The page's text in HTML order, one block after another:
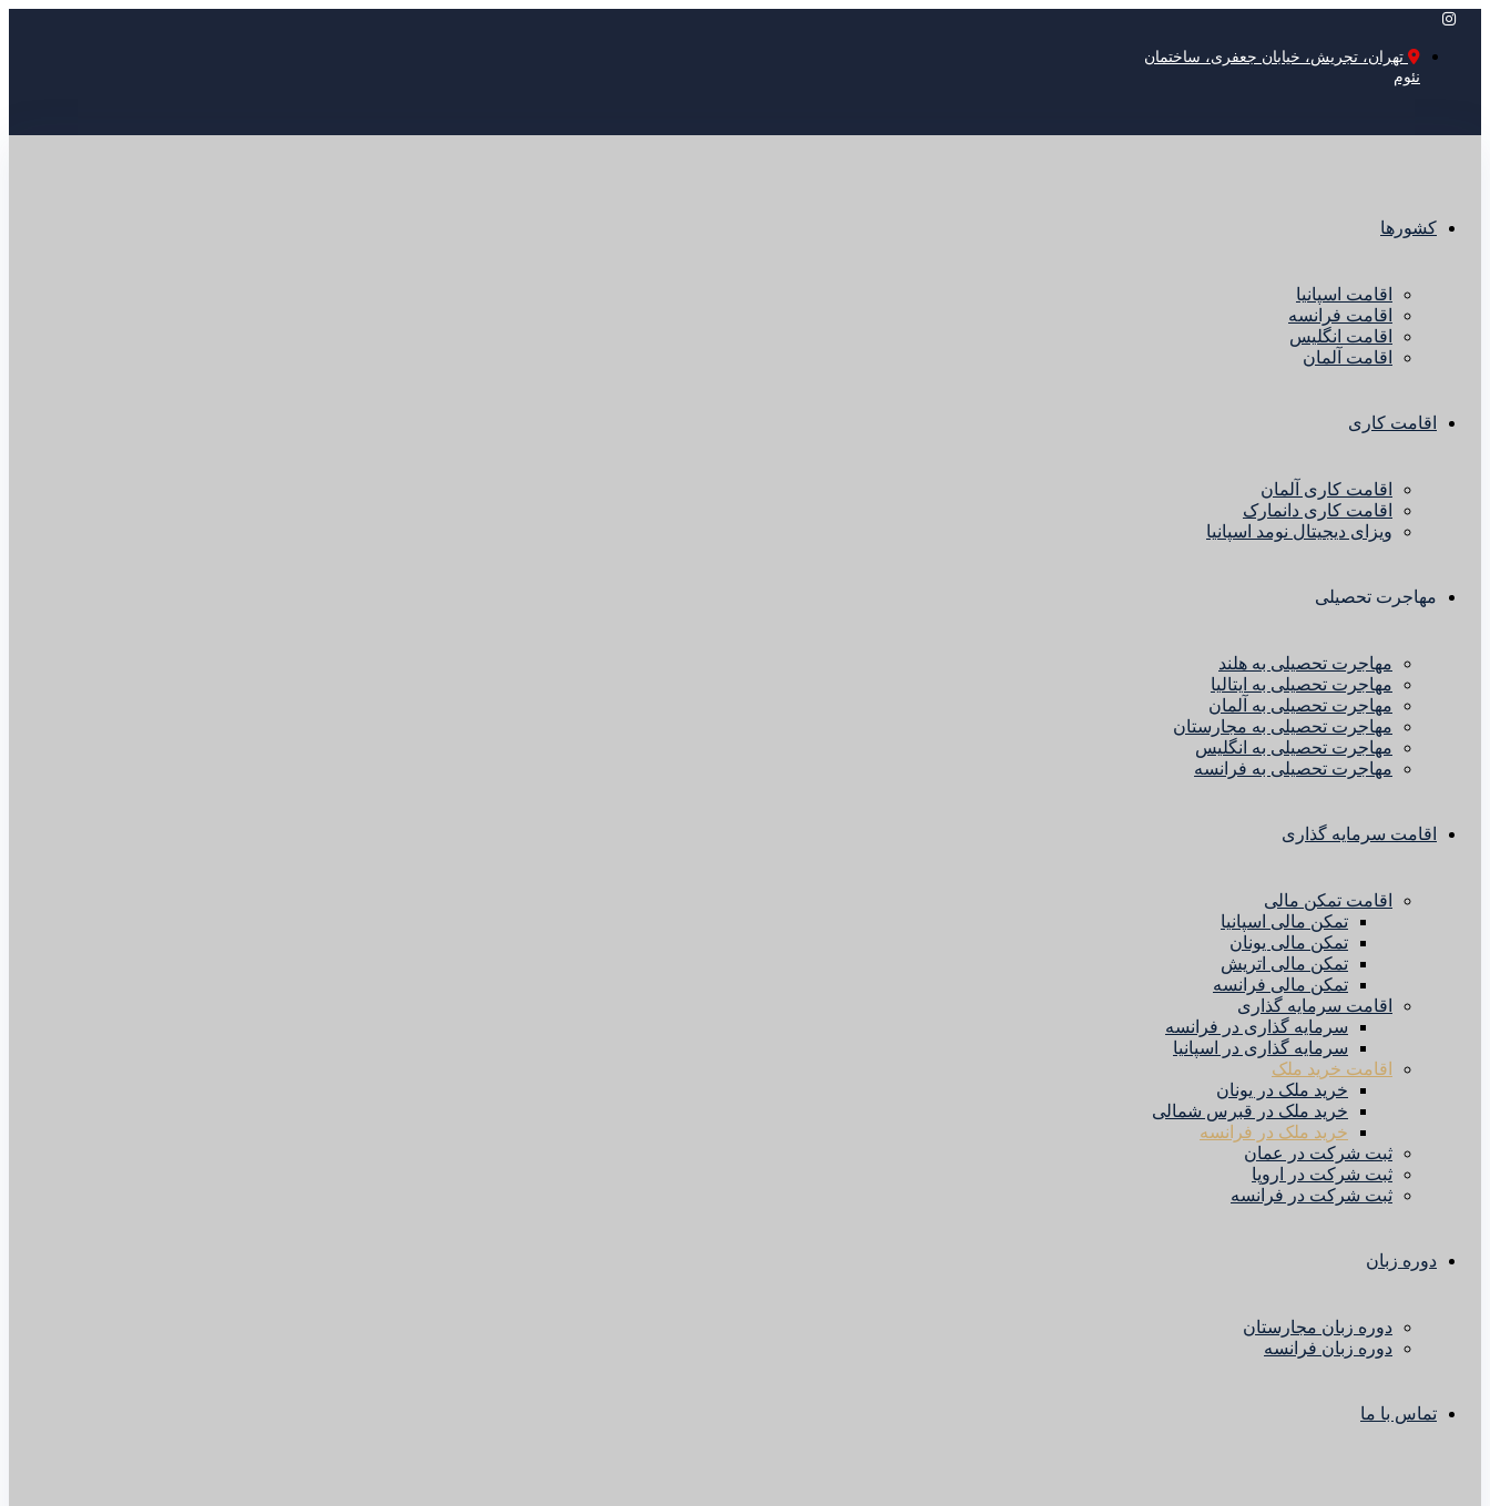
تهران، تجریش، خیابان جعفری، ساختمان
نئوم
کشورها
اقامت اسپانیا
اقامت فرانسه
اقامت انگلیس
اقامت آلمان
اقامت کاری
اقامت کاری آلمان
اقامت کاری دانمارک
ویزای دیجیتال نومد اسپانیا
مهاجرت تحصیلی
مهاجرت تحصیلی به هلند
مهاجرت تحصیلی به ایتالیا
مهاجرت تحصیلی به آلمان
مهاجرت تحصیلی به مجارستان
مهاجرت تحصیلی به انگلیس
مهاجرت تحصیلی به فرانسه
اقامت سرمایه گذاری
اقامت تمکن مالی
تمکن مالی اسپانیا
تمکن مالی یونان
تمکن مالی اتریش
تمکن مالی فرانسه
اقامت سرمایه گذاری
سرمایه گذاری در فرانسه
سرمایه گذاری در اسپانیا
اقامت خرید ملک
خرید ملک در یونان
خرید ملک در قبرس شمالی
خرید ملک در فرانسه
ثبت شرکت در عمان
ثبت شرکت در اروپا
ثبت شرکت در فرانسه
دوره زبان
دوره زبان مجارستان
دوره زبان فرانسه
تماس با ما